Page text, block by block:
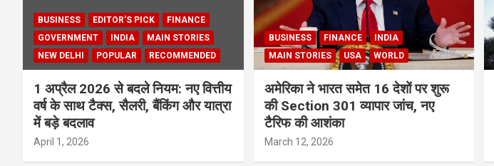
BUSINESS EDITOR'S PICK
FINANCE
GOVERNMENT
INDIA
MAIN STORIES
NEW DELHI
POPULAR RECOMMENDED
1 अप्रैल 2026 से बदले नियम: नए वित्तीय
वर्ष के साथ टैक्स, सैलरी, बैंकिंग और यात्रा
में बड़े बदलाव
April 1, 2026
BUSINESS FINANCE
INDIA
MAIN STORIES
USA WORLD
अमेरिका ने भारत समेत 16 देशों पर शुरू
की Section 301 व्यापार जांच, नए
टैरिफ की आशंका
March 12, 2026